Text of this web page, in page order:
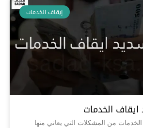
إيقاف الخدمات
الخدمات
من المشكلات التي يعاني منها